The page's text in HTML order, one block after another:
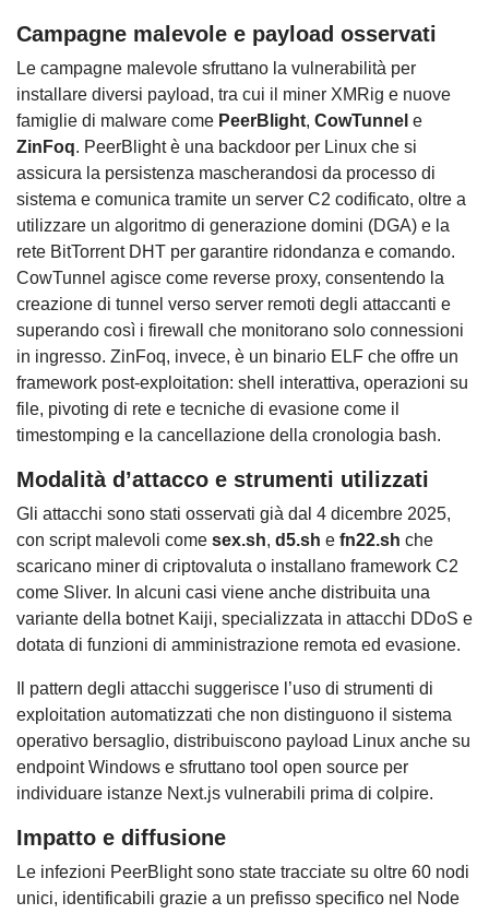
Campagne malevole e payload osservati
Le campagne malevole sfruttano la vulnerabilità per
installare diversi payload, tra cui il miner XMRig e nuove
famiglie di malware come PeerBlight, CowTunnel e
ZinFoq. PeerBlight è una backdoor per Linux che si
assicura la persistenza mascherandosi da processo di
sistema e comunica tramite un server C2 codificato, oltre a
utilizzare un algoritmo di generazione domini (DGA) e la
rete BitTorrent DHT per garantire ridondanza e comando.
CowTunnel agisce come reverse proxy, consentendo la
creazione di tunnel verso server remoti degli attaccanti e
superando così i firewall che monitorano solo connessioni
in ingresso. ZinFoq, invece, è un binario ELF che offre un
framework post-exploitation: shell interattiva, operazioni su
file, pivoting di rete e tecniche di evasione come il
timestomping e la cancellazione della cronologia bash.
Modalità d’attacco e strumenti utilizzati
Gli attacchi sono stati osservati già dal 4 dicembre 2025,
con script malevoli come sex.sh, d5.sh e fn22.sh che
scaricano miner di criptovaluta o installano framework C2
come Sliver. In alcuni casi viene anche distribuita una
variante della botnet Kaiji, specializzata in attacchi DDoS e
dotata di funzioni di amministrazione remota ed evasione.
Il pattern degli attacchi suggerisce l’uso di strumenti di
exploitation automatizzati che non distinguono il sistema
operativo bersaglio, distribuiscono payload Linux anche su
endpoint Windows e sfruttano tool open source per
individuare istanze Next.js vulnerabili prima di colpire.
Impatto e diffusione
Le infezioni PeerBlight sono state tracciate su oltre 60 nodi
unici, identificabili grazie a un prefisso specifico nel Node